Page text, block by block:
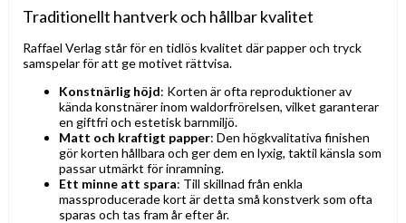
Traditionellt hantverk och hållbar kvalitet
Raffael Verlag står för en tidlös kvalitet där papper och tryck
samspelar för att ge motivet rättvisa.
Konstnärlig höjd: Korten är ofta reproduktioner av
kända konstnärer inom waldorfrörelsen, vilket garanterar
en giftfri och estetisk barnmiljö.
Matt och kraftigt papper: Den högkvalitativa finishen
gör korten hållbara och ger dem en lyxig, taktil känsla som
passar utmärkt för inramning.
Ett minne att spara: Till skillnad från enkla
massproducerade kort är detta små konstverk som ofta
sparas och tas fram år efter år.